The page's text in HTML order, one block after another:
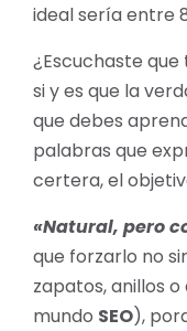
ideal sería entre
¿Escuchaste que
si y es que la
que debes
palabras que
certera, el
«Natural, pero
que forzarlo no
zapatos, anillos
mundo SEO),